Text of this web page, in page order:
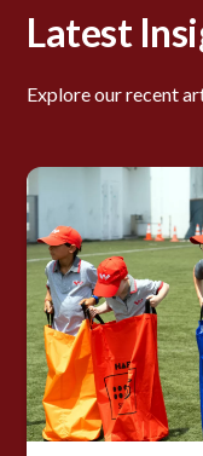
Latest
Explore our recent